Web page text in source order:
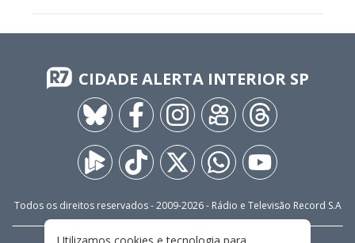
CIDADE ALERTA INTERIOR SP
Todos os direitos reservados - 2009-2026- Rádio e Televisão Record S.A